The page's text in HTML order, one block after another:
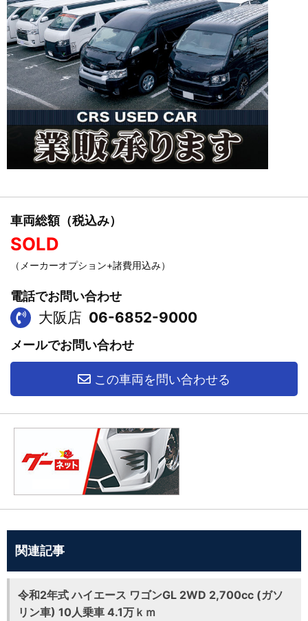
車両総額（税込み）
SOLD
（メーカーオプション+諸費用込み）
電話でお問い合わせ
大阪店 06-6852-9000
メールでお問い合わせ
この車両を問い合わせる
関連記事
令和2年式 ハイエース ワゴンGL 2WD 2,700cc (ガソ
リン車) 10人乗車 4.1万ｋｍ